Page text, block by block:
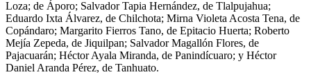
Loza; de Áporo; Salvador Tapia Hernández, de Tlalpujahua;
Eduardo Ixta Álvarez, de Chilchota; Mirna Violeta Acosta Tena, de
Copándaro; Margarito Fierros Tano, de Epitacio Huerta; Roberto
Mejía Zepeda, de Jiquilpan; Salvador Magallón Flores, de
Pajacuarán; Héctor Ayala Miranda, de Panindícuaro; y Héctor
Daniel Aranda Pérez, de Tanhuato.